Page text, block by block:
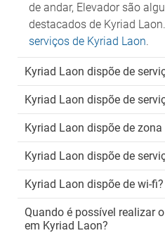
de andar, Elevador são
destacados de Kyriad Laon.
serviços de Kyriad Laon.
Kyriad Laon dispõe de
Kyriad Laon dispõe de
Kyriad Laon dispõe de
Kyriad Laon dispõe de
Kyriad Laon dispõe de wi-fi?
Quando é possível realizar
em Kyriad Laon?